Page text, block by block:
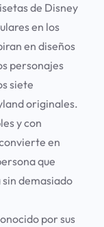
de Disney
en los
en diseños
personajes
siete
originales.
y con
en
que
demasiado
por sus